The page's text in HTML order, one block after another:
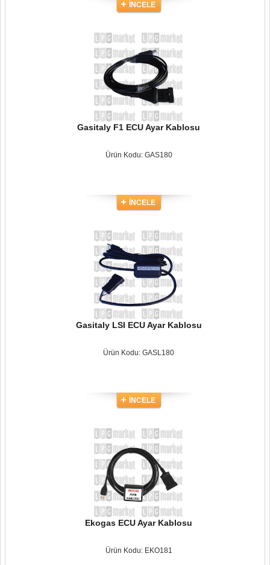
İNCELE
Gasitaly F1 ECU Ayar Kablosu
Ürün Kodu: GAS180
İNCELE
Gasitaly LSI ECU Ayar Kablosu
Ürün Kodu: GASL180
İNCELE
Ekogas ECU Ayar Kablosu
Ürün Kodu: EKO181